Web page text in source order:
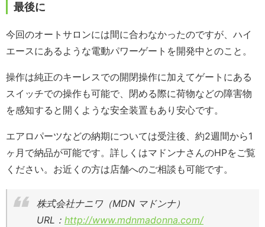
最後に
今回のオートサロンには間に合わなかったのですが、ハイ
エースにあるような電動パワーゲートを開発中とのこと。
操作は純正のキーレスでの開閉操作に加えてゲートにある
スイッチでの操作も可能で、閉める際に荷物などの障害物
を感知すると開くような安全装置もあり安心です。
エアロパーツなどの納期については受注後、約2週間から1
ヶ月で納品が可能です。詳しくはマドンナさんのHPをご覧
ください。お近くの方は店舗へのご相談も可能です。
株式会社ナニワ（MDN マドンナ）
URL： http://www.mdnmadonna.com/